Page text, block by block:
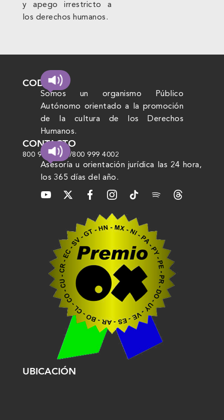
y apego irrestricto a
los derechos humanos.
CODHEM
Somos un organismo Público
Autónomo orientado a la promoción
de la cultura de los Derechos
Humanos.
CONTACTO
800 999 4000/800 999 4002
Asesoría u orientación jurídica las 24 hora,
los 365 días del año.
UBICACIÓN